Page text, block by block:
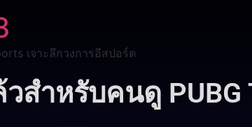
เจาะลึกวงการอีสปอร์ต
สำหรับคนดู PUBG